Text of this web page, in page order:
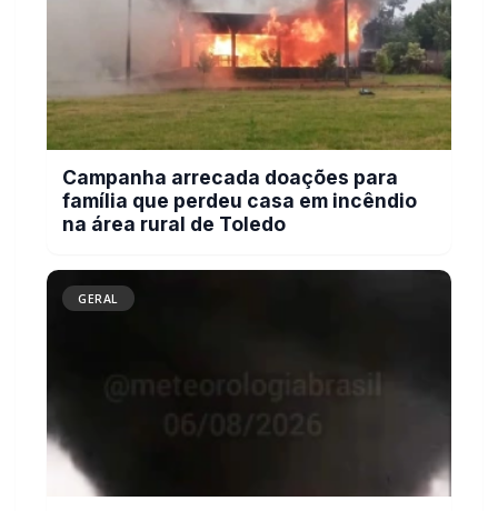
Campanha arrecada doações para
família que perdeu casa em incêndio
na área rural de Toledo
GERAL